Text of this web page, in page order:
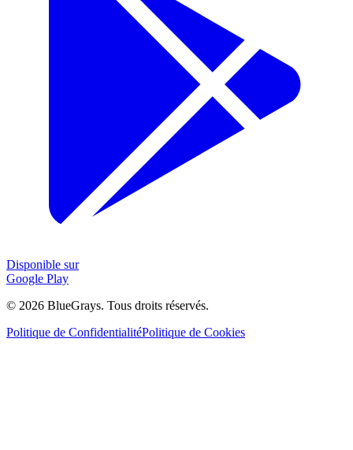
Disponible sur
Google Play
© 2026 BlueGrays. Tous droits réservés.
Politique de ConfidentialitéPolitique de Cookies